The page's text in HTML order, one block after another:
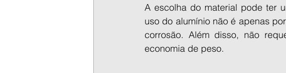
A escolha do material pode ter
uso do alumínio não é apenas
corrosão. Além disso, não
economia de peso.